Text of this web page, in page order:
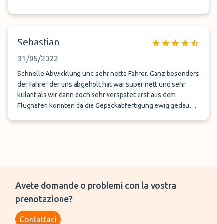
Sebastian
31/05/2022
Schnelle Abwicklung und sehr nette Fahrer. Ganz besonders
der Fahrer der uns abgeholt hat war super nett und sehr
kulant als wir dann doch sehr verspätet erst aus dem
Flughafen konnten da die Gepäckabfertigung ewig gedauert
Avete domande o problemi con la vostra
prenotazione?
Contattaci